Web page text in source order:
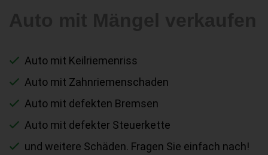
Auto mit Keilriemenriss
Auto mit Zahnriemenschaden
Auto mit defekten Bremsen
Auto mit defekter Steuerkette
und weitere Schäden. Fragen Sie einfach nach!